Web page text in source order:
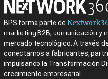
BPS forma parte de
marketing B2B, comunicación y
mercado tecnológico. A través
conectamos a fabricantes,
impulsando la Transformación
crecimiento empresarial.